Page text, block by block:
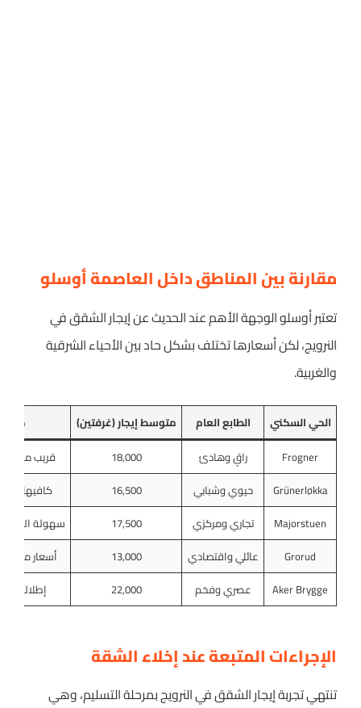
مقارنة بين المناطق داخل العاصمة أوسلو
تعتبر أوسلو الوجهة الأهم عند الحديث عن إيجار الشقق في
النرويج، لكن أسعارها تختلف بشكل حاد بين الأحياء الشرقية
والغربية.
الحي السكني الطابع العام متوسط إيجار (غرفتين)
ميزة
Frogner
راقٍ وهادئ 18,000
قريب من
Grünerløkka
حيوي وشبابي 16,500
كافيهات
Majorstuen
تجاري ومركزي 17,500
سهولة
Grorud
عائلي واقتصادي 13,000
أسعار
Aker Brygge
عصري وفخم 22,000 إطلالة
الإجراءات المتبعة عند إخلاء الشقة
تنتهي تجربة إيجار الشقق في النرويج بمرحلة التسليم، وهي